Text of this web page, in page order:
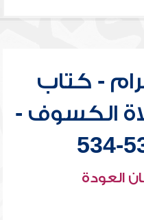
- كتاب
الكسوف -
العودة